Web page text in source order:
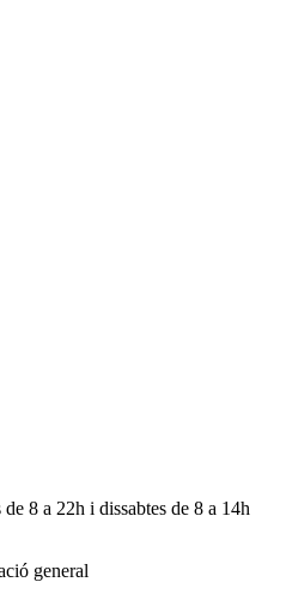
8 a 22h i dissabtes de 8 a 14h
general